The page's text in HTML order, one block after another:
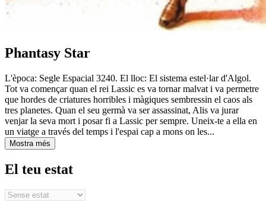
Phantasy Star
L'època: Segle Espacial 3240. El lloc: El sistema estel·lar d'Algol.
Tot va començar quan el rei Lassic es va tornar malvat i va permetre
que hordes de criatures horribles i màgiques sembressin el caos als
tres planetes. Quan el seu germà va ser assassinat, Alis va jurar
venjar la seva mort i posar fi a Lassic per sempre. Uneix-te a ella en
un viatge a través del temps i l'espai cap a mons on les...
Mostra més
El teu estat